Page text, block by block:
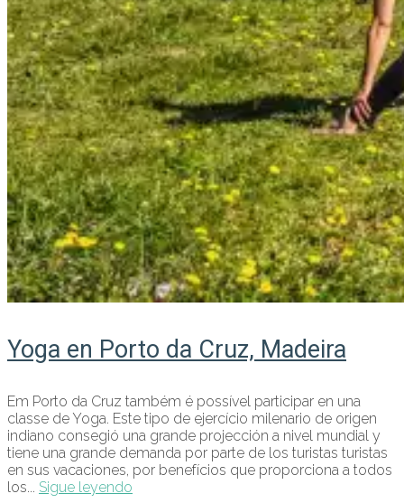
Yoga en Porto da Cruz, Madeira
Em Porto da Cruz também é possível participar en una
classe de Yoga. Este tipo de ejercício milenario de origen
indiano consegió una grande projección a nivel mundial y
tiene una grande demanda por parte de los turistas turistas
en sus vacaciones, por benefícios que proporciona a todos
los... Sigue leyendo